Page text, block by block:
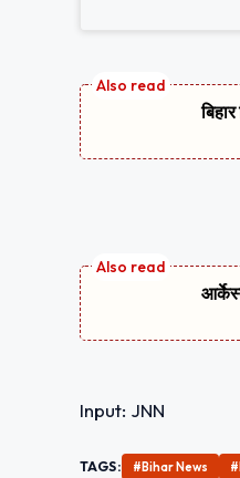
Input: JNN
TAGS: #Bihar News